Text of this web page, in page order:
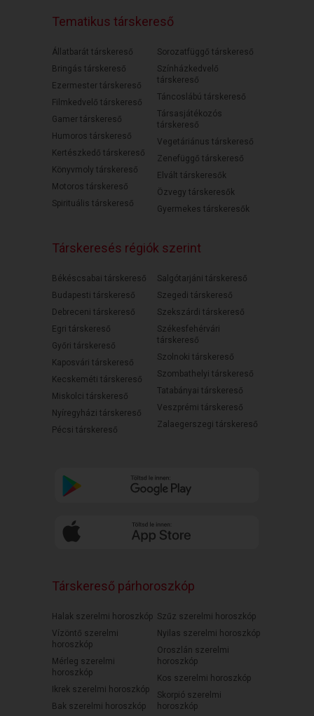
Tematikus társkereső
Állatbarát társkereső
Bringás társkereső
Ezermester társkereső
Filmkedvelő társkereső
Gamer társkereső
Humoros társkereső
Kertészkedő társkereső
Könyvmoly társkereső
Motoros társkereső
Spirituális társkereső
Sorozatfüggő társkereső
Színházkedvelő
társkereső
Táncoslábú társkereső
Társasjátékozós
társkereső
Vegetáriánus társkereső
Zenefüggő társkereső
Elvált társkeresők
Özvegy társkeresők
Gyermekes társkeresők
Társkeresés régiók szerint
Békéscsabai társkereső
Budapesti társkereső
Debreceni társkereső
Egri társkereső
Győri társkereső
Kaposvári társkereső
Kecskeméti társkereső
Miskolci társkereső
Nyíregyházi társkereső
Pécsi társkereső
Salgótarjáni társkereső
Szegedi társkereső
Szekszárdi társkereső
Székesfehérvári
társkereső
Szolnoki társkereső
Szombathelyi társkereső
Tatabányai társkereső
Veszprémi társkereső
Zalaegerszegi társkereső
Társkereső párhoroszkóp
Halak szerelmi horoszkóp
Vízöntő szerelmi
horoszkóp
Mérleg szerelmi
horoszkóp
Ikrek szerelmi horoszkóp
Bak szerelmi horoszkóp
Szűz szerelmi horoszkóp
Nyilas szerelmi horoszkóp
Oroszlán szerelmi
horoszkóp
Kos szerelmi horoszkóp
Skorpió szerelmi
horoszkóp